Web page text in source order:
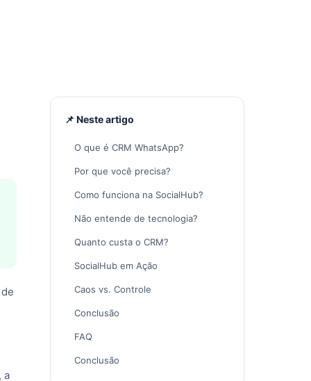
a
📌 Neste artigo
O que é CRM WhatsApp?
Por que você precisa?
Como funciona na SocialHub?
Não entende de tecnologia?
Quanto custa o CRM?
SocialHub em Ação
Caos vs. Controle
Conclusão
FAQ
Conclusão